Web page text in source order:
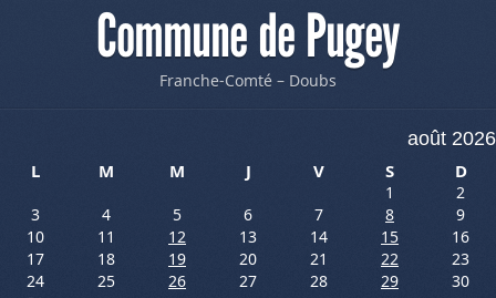
Commune de Pugey
Franche-Comté – Doubs
août 2026
L
M M J V S D
1
2
3
4 5 6 7 8
9
10
11 12 13 14 15
16
17
18 19 20 21 22
23
24
25 26 27 28 29
30